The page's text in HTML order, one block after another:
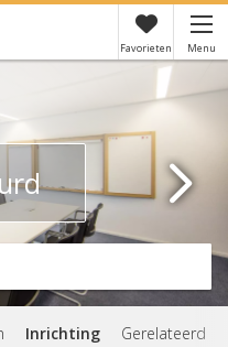
Favorieten Menu
×
Inrichting Gerelateerd